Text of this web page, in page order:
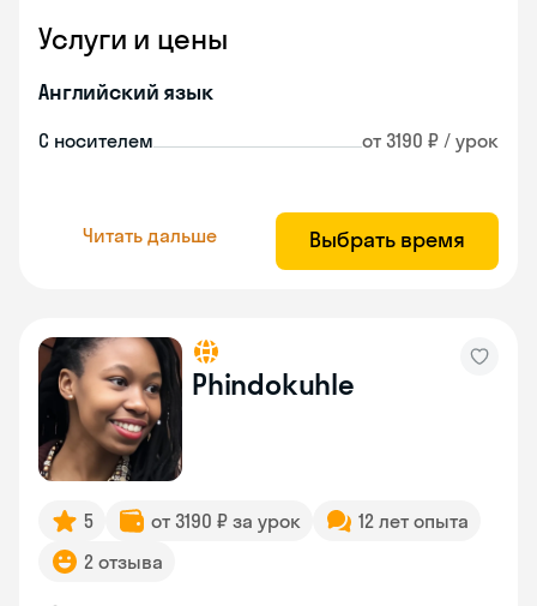
Услуги и цены
Английский язык
С носителем от 3190 ₽ / урок
Читать дальше Выбрать время
Phindokuhle
5 от 3190 ₽ за урок
12 лет опыта
2 отзыва